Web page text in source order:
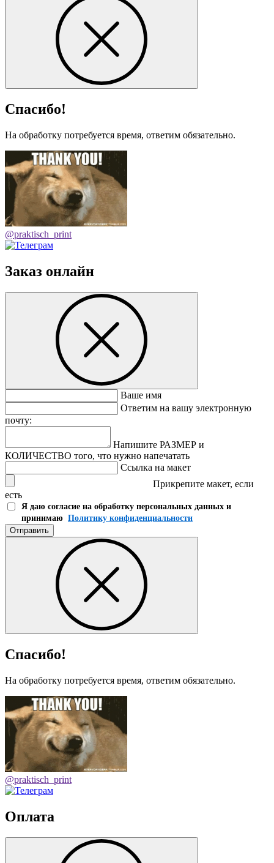
Спасибо!
На обработку потребуется время, ответим обязательно.
@praktisch_print
Заказ онлайн
Ваше имя
Ответим на вашу электронную
почту:
Напишите РАЗМЕР и
КОЛИЧЕСТВО того, что нужно напечатать
Ссылка на макет
Прикрепите макет, если
есть
Я даю согласие на обработку персональных данных и
принимаю Политику конфиденциальности
Отправить
Спасибо!
На обработку потребуется время, ответим обязательно.
@praktisch_print
Оплата